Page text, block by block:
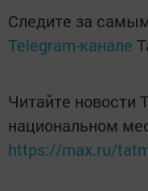
Следите за
Telegram-канале
Читайте новости
национальном
https://max.ru/